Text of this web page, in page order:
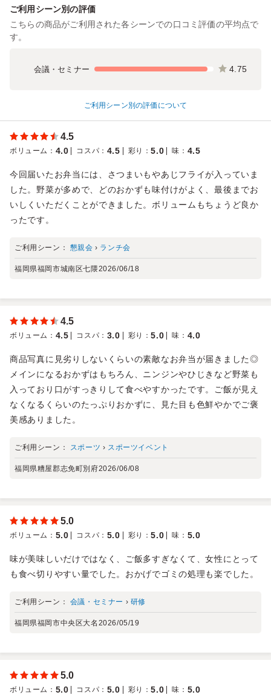
ご利用シーン別の評価
こちらの商品がご利用された各シーンでの口コミ評価の平均点で
す。
会議・セミナー 4.75
ご利用シーン別の評価について
4.5
ボリューム ： 4.0 コスパ ： 4.5 彩り ：5.0 味 ： 4.5
今回届いたお弁当には、さつまいもやあじフライが入っていま
した。野菜が多めで、どのおかずも味付けがよく、最後までお
いしくいただくことができました。ボリュームもちょうど良か
ったです。
ご利用シーン： 懇親会 › ランチ会
福岡県福岡市城南区七隈2026/06/18
4.5
ボリューム ： 4.5 コスパ ： 3.0 彩り ：5.0 味 ： 4.0
商品写真に見劣りしないくらいの素敵なお弁当が届きました◎
メインになるおかずはもちろん、ニンジンやひじきなど野菜も
入っており口がすっきりして食べやすかったです。ご飯が見え
なくなるくらいのたっぷりおかずに、見た目も色鮮やかでご褒
美感ありました。
ご利用シーン： スポーツ › スポーツイベント
福岡県糟屋郡志免町別府2026/06/08
5.0
ボリューム ： 5.0 コスパ ： 5.0 彩り ：5.0 味 ： 5.0
味が美味しいだけではなく、ご飯多すぎなくて、女性にとって
も食べ切りやすい量でした。おかげでゴミの処理も楽でした。
ご利用シーン： 会議・セミナー › 研修
福岡県福岡市中央区大名 2026/05/19
5.0
ボリューム ： 5.0 コスパ ： 5.0 彩り ：5.0 味 ： 5.0